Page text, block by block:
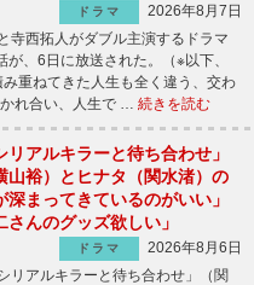
ドラマ
2026年8月7日
寺西拓人がダブル主演するドラマ
が、6日に放送された。（※以下、
重ねてきた人生も全く違う、交わ
れ合い、人生で … 続きを読む
リアルキラーと待ち合わせ」
山裕）とヒナタ（関水渚）の
深まってきているのがいい」
さんのグッズ欲しい」
ドラマ
2026年8月6日
リアルキラーと待ち合わせ」（関